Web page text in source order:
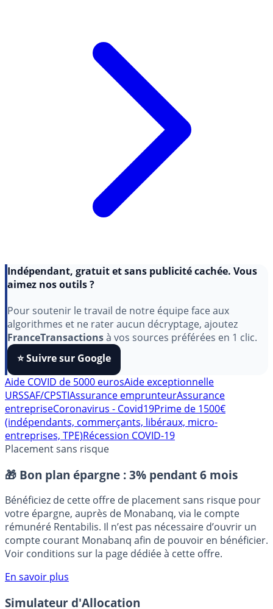
aimez nos outils ?
Pour soutenir le travail de notre équipe face aux
algorithmes et ne rater aucun décryptage, ajoutez
FranceTransactionsà vos sources préférées en 1 clic.
⭐️ Suivre sur Google
Aide COVID de 5000 eurosAide exceptionnelle
URSSAF/CPSTIAssurance emprunteurAssurance
entrepriseCoronavirus - Covid19Prime de 1500€
(indépendants, commerçants, libéraux, micro-
Placement sans risque
🎁 Bon plan épargne : 3% pendant 6 mois
Bénéficiez de cette offre de placement sans risque pour
votre épargne, auprès de Monabanq, via le compte
rémunéré Rentabilis. Il n’est pas nécessaire d’ouvrir un
Voir conditions sur la page dédiée à cette offre.
En savoir plus